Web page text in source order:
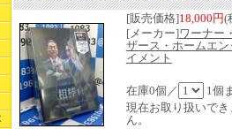
[販売価格]18,000円(
[メーカー]ワーナー
ザース・ホームエン
イメント
在庫0個／
1個
現在お取り扱いでき
ん。